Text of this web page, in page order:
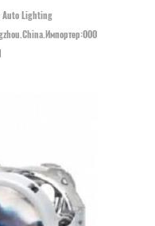
Auto Lighting